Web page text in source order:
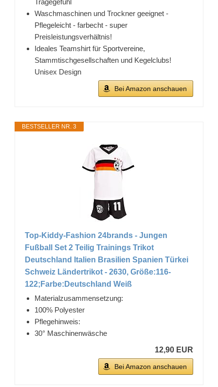
Tragegefühl
Waschmaschinen und Trockner geeignet -
Pflegeleicht - farbecht - super
Preisleistungsverhältnis!
Ideales Teamshirt für Sportvereine,
Stammtischgesellschaften und Kegelclubs!
Unisex Design
Bei Amazon anschauen
BESTSELLER NR. 3
Top-Kiddy-Fashion 24brands - Jungen
Fußball Set 2 Teilig Trainings Trikot
Deutschland Italien Brasilien Spanien Türkei
Schweiz Ländertrikot - 2630, Größe:116-
122;Farbe:Deutschland Weiß
Materialzusammensetzung:
100% Polyester
Pflegehinweis:
30° Maschinenwäsche
12,90 EUR
Bei Amazon anschauen